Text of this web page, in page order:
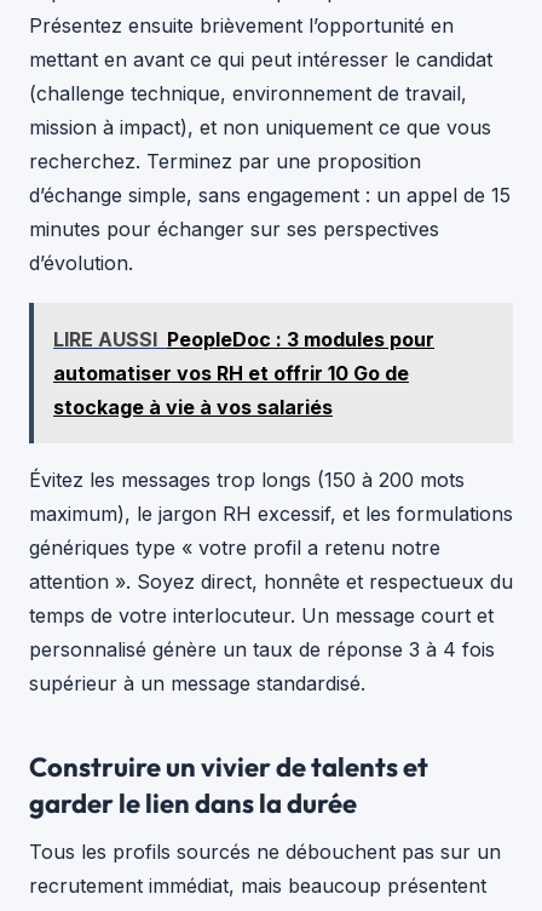
Présentez ensuite brièvement l’opportunité en
mettant en avant ce qui peut intéresser le candidat
(challenge technique, environnement de travail,
mission à impact), et non uniquement ce que vous
recherchez. Terminez par une proposition
d’échange simple, sans engagement : un appel de 15
minutes pour échanger sur ses perspectives
d’évolution.
LIRE AUSSI PeopleDoc : 3 modules pour
automatiser vos RH et offrir 10 Go de
stockage à vie à vos salariés
Évitez les messages trop longs (150 à 200 mots
maximum), le jargon RH excessif, et les formulations
génériques type « votre profil a retenu notre
attention ». Soyez direct, honnête et respectueux du
temps de votre interlocuteur. Un message court et
personnalisé génère un taux de réponse 3 à 4 fois
supérieur à un message standardisé.
Construire un vivier de talents et
garder le lien dans la durée
Tous les profils sourcés ne débouchent pas sur un
recrutement immédiat, mais beaucoup présentent